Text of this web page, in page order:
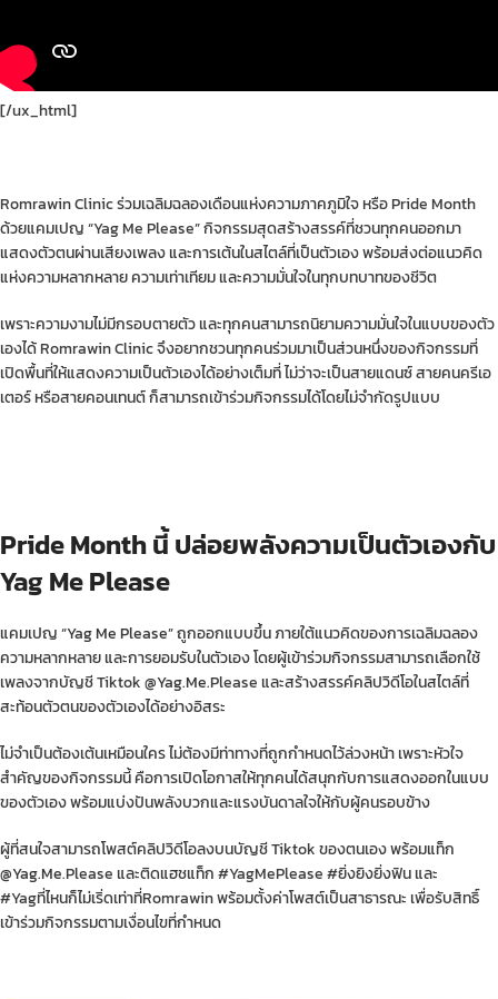
[/ux_html]
Romrawin Clinic ร่วมเฉลิมฉลองเดือนแห่งความภาคภูมิใจ หรือ Pride Month
ด้วยแคมเปญ “Yag Me Please” กิจกรรมสุดสร้างสรรค์ที่ชวนทุกคนออกมา
แสดงตัวตนผ่านเสียงเพลง และการเต้นในสไตล์ที่เป็นตัวเอง พร้อมส่งต่อแนวคิด
แห่งความหลากหลาย ความเท่าเทียม และความมั่นใจในทุกบทบาทของชีวิต
เพราะความงามไม่มีกรอบตายตัว และทุกคนสามารถนิยามความมั่นใจในแบบของตัว
เองได้ Romrawin Clinic จึงอยากชวนทุกคนร่วมมาเป็นส่วนหนึ่งของกิจกรรมที่
เปิดพื้นที่ให้แสดงความเป็นตัวเองได้อย่างเต็มที่ ไม่ว่าจะเป็นสายแดนซ์ สายคนครีเอ
เตอร์ หรือสายคอนเทนต์ ก็สามารถเข้าร่วมกิจกรรมได้โดยไม่จำกัดรูปแบบ
Pride Month นี้ ปล่อยพลังความเป็นตัวเองกับ
Yag Me Please
แคมเปญ “Yag Me Please” ถูกออกแบบขึ้น ภายใต้แนวคิดของการเฉลิมฉลอง
ความหลากหลาย และการยอมรับในตัวเอง โดยผู้เข้าร่วมกิจกรรมสามารถเลือกใช้
เพลงจากบัญชี Tiktok @Yag.Me.Please และสร้างสรรค์คลิปวิดีโอในสไตล์ที่
สะท้อนตัวตนของตัวเองได้อย่างอิสระ
ไม่จำเป็นต้องเต้นเหมือนใคร ไม่ต้องมีท่าทางที่ถูกกำหนดไว้ล่วงหน้า เพราะหัวใจ
สำคัญของกิจกรรมนี้ คือการเปิดโอกาสให้ทุกคนได้สนุกกับการแสดงออกในแบบ
ของตัวเอง พร้อมแบ่งปันพลังบวกและแรงบันดาลใจให้กับผู้คนรอบข้าง
ผู้ที่สนใจสามารถโพสต์คลิปวิดีโอลงบนบัญชี Tiktok ของตนเอง พร้อมแท็ก
@Yag.Me.Please และติดแฮชแท็ก #YagMePlease #ยิ่งยิงยิ่งฟิน และ
#Yagที่ไหนก็ไม่เริ่ดเท่าที่Romrawin พร้อมตั้งค่าโพสต์เป็นสาธารณะ เพื่อรับสิทธิ์
เข้าร่วมกิจกรรมตามเงื่อนไขที่กำหนด